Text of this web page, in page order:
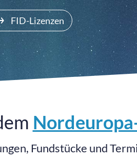
FID-Lizenzen
Fundstücke und